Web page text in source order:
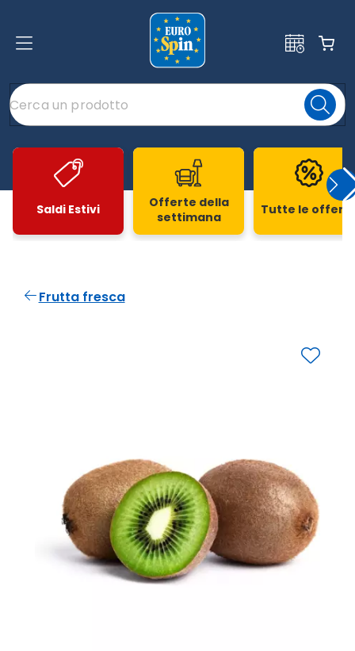
Saldi Estivi
Offerte della
settimana
Tutte le
Frutta fresca